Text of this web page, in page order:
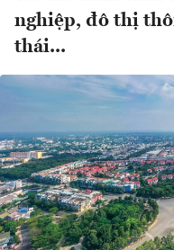
nghiệp, đô thị
thái...